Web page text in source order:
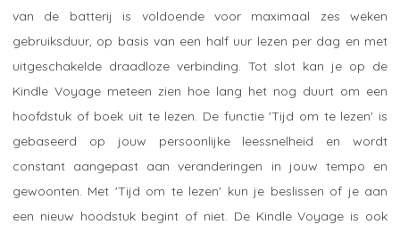
van de batterij is voldoende voor maximaal zes weken
gebruiksduur, op basis van een half uur lezen per dag en met
uitgeschakelde draadloze verbinding. Tot slot kan je op de
Kindle Voyage meteen zien hoe lang het nog duurt om een
hoofdstuk of boek uit te lezen. De functie 'Tijd om te lezen' is
gebaseerd op jouw persoonlijke leessnelheid en wordt
constant aangepast aan veranderingen in jouw tempo en
gewoonten. Met 'Tijd om te lezen' kun je beslissen of je aan
een nieuw hoodstuk begint of niet. De Kindle Voyage is ook